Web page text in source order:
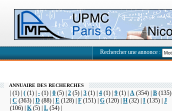
ANNUAIRE DES RECHERCHES
(1) | ( (1) | - (1) | 0 (5) | 2 (5) | 3 (1) | 4 (1) | 9 (1) | A (354) | B (135) |
C (363) | D (88) | E (128) | F (151) | G (120) | H (32) | I (135) | J
(106) | K(5) | L (54) |
Rechercher une annonce :